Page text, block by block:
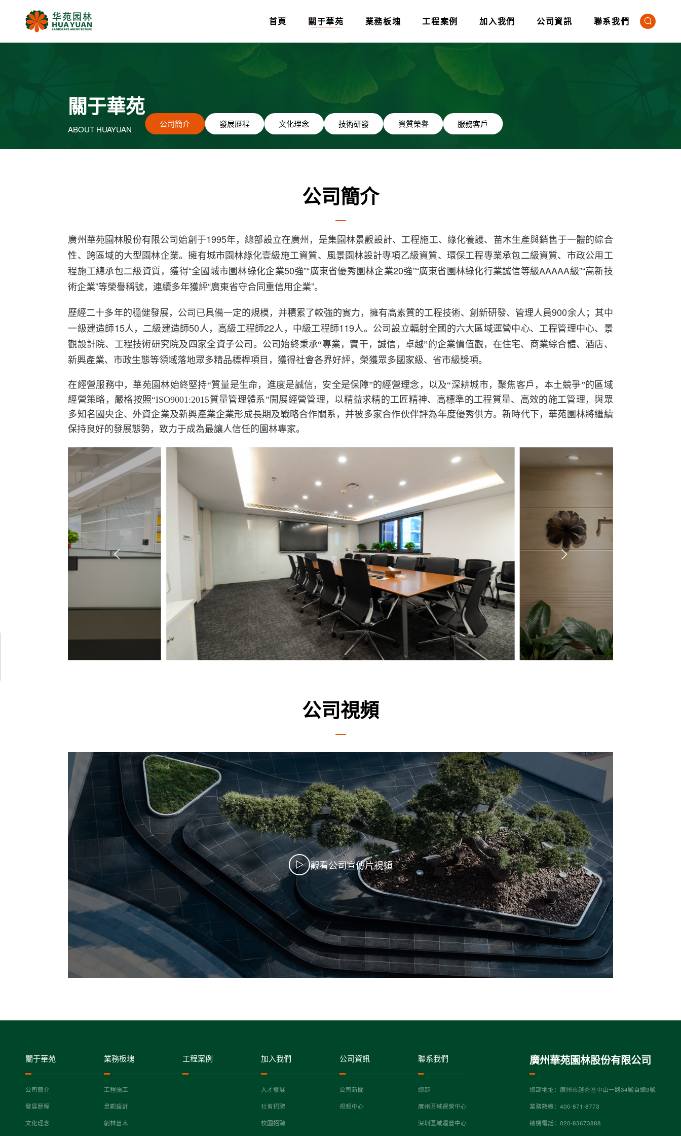
首頁 關于華苑 業務板塊 工程案例 加入我們 公司資訊 聯系我們
關于華苑
ABOUT HUAYUAN
公司簡介 發展歷程 文化理念 技術研發 資質榮譽 服務客戶
公司簡介
廣州華苑園林股份有限公司始創于1995年，總部設立在廣州，是集園林景觀設計、工程施工、綠化養護、苗木生產與銷售于一體的綜合
性、跨區域的大型園林企業。擁有城市園林綠化壹級施工資質、風景園林設計專項乙級資質、環保工程專業承包二級資質、市政公用工
程施工總承包二級資質，獲得“全國城市園林綠化企業50強”“廣東省優秀園林企業20強”“廣東省園林綠化行業誠信等級AAAAA級”“高新技
術企業”等榮譽稱號，連續多年獲評“廣東省守合同重信用企業”。
歷經二十多年的穩健發展，公司已具備一定的規模，并積累了較強的實力，擁有高素質的工程技術、創新研發、管理人員900余人；其中
一級建造師15人，二級建造師50人，高級工程師22人，中級工程師119人。 公司設立輻射全國的六大區域運營中心、工程管理中心、景
觀設計院、工程技術研究院及四家全資子公司。 公司始終秉承“專業，實干，誠信，卓越”的企業價值觀，在住宅、商業綜合體、酒店、
新興產業、市政生態等領域落地眾多精品標桿項目，獲得社會各界好評，榮獲眾多國家級、省市級獎項。
在經營服務中，華苑園林始終堅持“質量是生命，進度是誠信，安全是保障”的經營理念，以及“深耕城市，聚焦客戶，本土競爭”的區域
經營策略，嚴格按照“ISO9001:2015質量管理體系”開展經營管理，以精益求精的工匠精神、高標準的工程質量、高效的施工管理，與眾
多知名國央企、外資企業及新興產業企業形成長期及戰略合作關系，并被多家合作伙伴評為年度優秀供方。新時代下，華苑園林將繼續
保持良好的發展態勢，致力于成為最讓人信任的園林專家。
公司視頻
觀看公司宣傳片視頻
關于華苑
公司簡介
發展歷程
文化理念
業務板塊
工程施工
景觀設計
創林苗木
工程案例 加入我們
人才發展
社會招聘
校園招聘
公司資訊
公司新聞
視頻中心
聯系我們
總部
廣州區域運營中心
深圳區域運營中心
廣州華苑園林股份有限公司
總部地址：廣州市越秀區中山一路34號自編3號
業務熱線：400-871-8773
總機電話：020-83673888